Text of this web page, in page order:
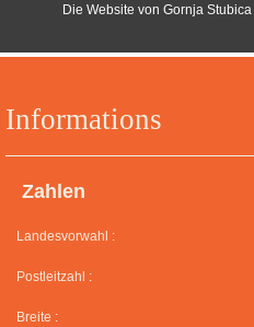
Informations
Zahlen
Landesvorwahl :
Postleitzahl :
Breite :
Die Website von Gornja Stubica